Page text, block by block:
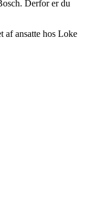
Derfor er du
af ansatte hos Loke